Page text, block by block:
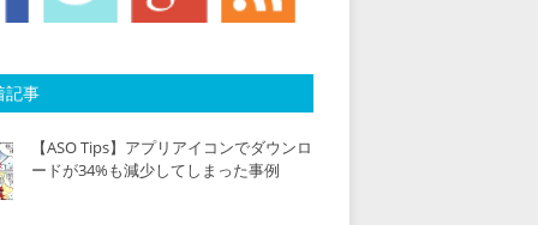
記事
【ASO Tips】アプリアイコンでダウンロ
ードが34%も減少してしまった事例